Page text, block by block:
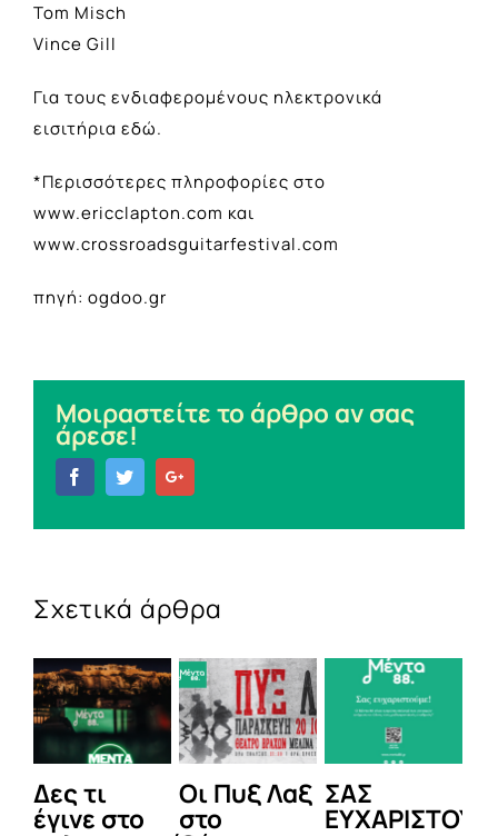
Tom Misch
Vince Gill
Για τους ενδιαφερομένους ηλεκτρονικά
εισιτήρια εδώ.
*Περισσότερες πληροφορίες στο
www.ericclapton.com και
www.crossroadsguitarfestival.com
πηγή: ogdoo.gr
Μοιραστείτε το άρθρο αν σας
άρεσε!
FacebookTwitter
Σχετικά άρθρα
Δες τι
έγινε στο
Οι Πυξ Λαξ
στο
ΣΑΣ